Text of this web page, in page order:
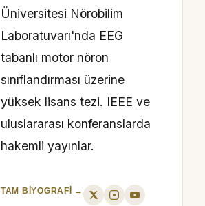
Üniversitesi Nörobilim
Laboratuvarı'nda EEG
tabanlı motor nöron
sınıflandırması üzerine
yüksek lisans tezi. IEEE ve
uluslararası konferanslarda
hakemli yayınlar.
TAM BIYOGRAFI →